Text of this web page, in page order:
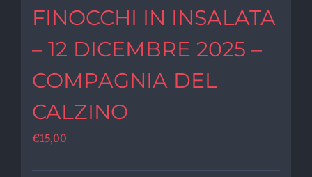
FINOCCHI IN INSALATA
– 12 DICEMBRE 2025 –
COMPAGNIA DEL
CALZINO
€15,00